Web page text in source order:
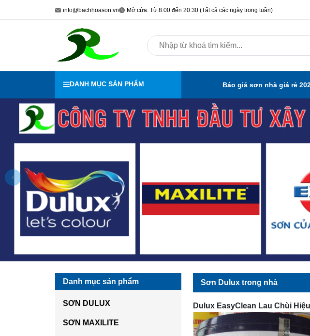
info@bachhoason.vn Mở cửa: Từ 8:00 đến 20:30 (Tất cả các ngày trong tuần)
DANH MỤC SẢN PHẨM Báo giá sơn nhà giá rẻ
Danh mục sản phẩm
SƠN DULUX
SƠN MAXILITE
Sơn Dulux trong nhà
Dulux EasyClean Lau Chùi